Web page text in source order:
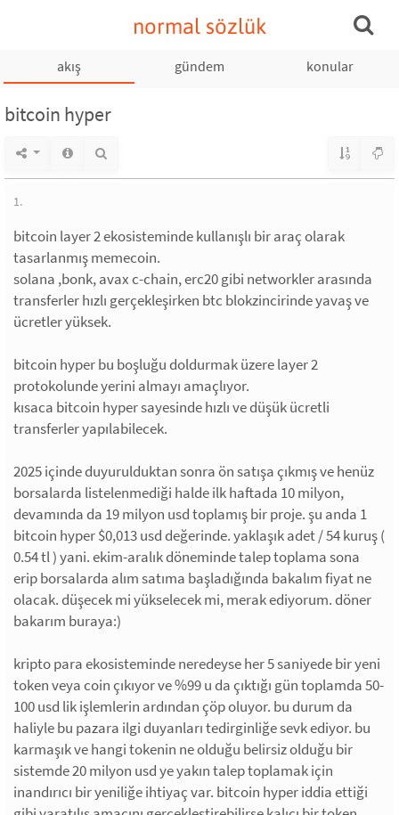
normal sözlük
akış gündem konular
bitcoin hyper
1.
bitcoin layer 2 ekosisteminde kullanışlı bir araç olarak
tasarlanmış memecoin.
solana ,bonk, avax c-chain, erc20 gibi networkler arasında
transferler hızlı gerçekleşirken btc blokzincirinde yavaş ve
ücretler yüksek.
bitcoin hyper bu boşluğu doldurmak üzere layer 2
protokolunde yerini almayı amaçlıyor.
kısaca bitcoin hyper sayesinde hızlı ve düşük ücretli
transferler yapılabilecek.
2025 içinde duyurulduktan sonra ön satışa çıkmış ve henüz
borsalarda listelenmediği halde ilk haftada 10 milyon,
devamında da 19 milyon usd toplamış bir proje. şu anda 1
bitcoin hyper $0,013 usd değerinde. yaklaşık adet / 54 kuruş (
0.54 tl ) yani. ekim-aralık döneminde talep toplama sona
erip borsalarda alım satıma başladığında bakalım fiyat ne
olacak. düşecek mi yükselecek mi, merak ediyorum. döner
bakarım buraya:)
kripto para ekosisteminde neredeyse her 5 saniyede bir yeni
token veya coin çıkıyor ve %99 u da çıktığı gün toplamda 50-
100 usd lik işlemlerin ardından çöp oluyor. bu durum da
haliyle bu pazara ilgi duyanları tedirginliğe sevk ediyor. bu
karmaşık ve hangi tokenin ne olduğu belirsiz olduğu bir
sistemde 20 milyon usd ye yakın talep toplamak için
inandırıcı bir yeniliğe ihtiyaç var. bitcoin hyper iddia ettiği